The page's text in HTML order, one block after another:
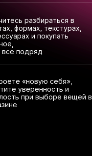
разбираться в
формах, текстурах,
и покупать
все подряд
«новую себя»,
уверенность и
при выборе вещей в